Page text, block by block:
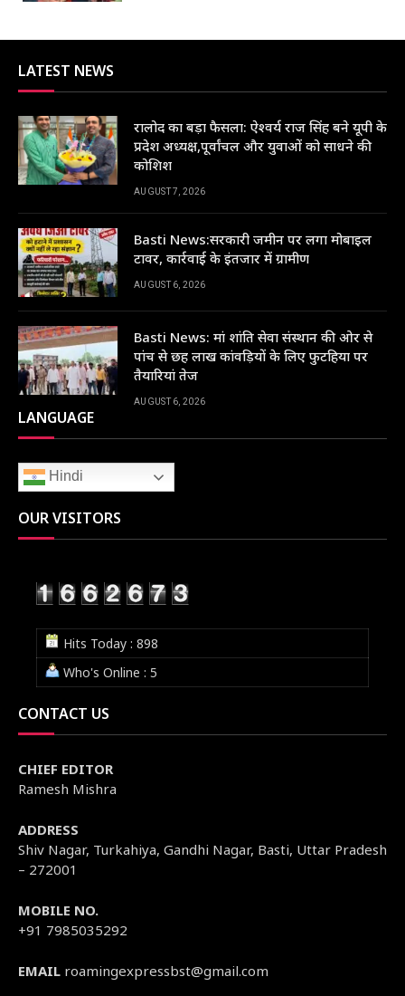
LATEST NEWS
रालोद का बड़ा फैसला: ऐश्वर्य राज सिंह बने यूपी के
प्रदेश अध्यक्ष,पूर्वांचल और युवाओं को साधने की
कोशिश
AUGUST 7, 2026
Basti News:सरकारी जमीन पर लगा मोबाइल
टावर, कार्रवाई के इंतजार में ग्रामीण
AUGUST 6, 2026
Basti News: मां शांति सेवा संस्थान की ओर से
पांच से छह लाख कांवड़ियों के लिए फुटहिया पर
तैयारियां तेज
AUGUST 6, 2026
LANGUAGE
Hindi
OUR VISITORS
Hits Today : 898
Who's Online : 5
CONTACT US
CHIEF EDITOR
Ramesh Mishra
ADDRESS
Shiv Nagar, Turkahiya, Gandhi Nagar, Basti, Uttar Pradesh
– 272001
MOBILE NO.
+91 7985035292
EMAIL roamingexpressbst@gmail.com